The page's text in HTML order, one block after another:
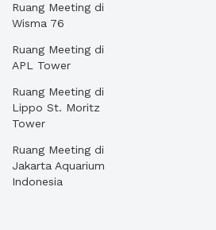
Ruang Meeting di
Wisma 76
Ruang Meeting di
APL Tower
Ruang Meeting di
Lippo St. Moritz
Tower
Ruang Meeting di
Jakarta Aquarium
Indonesia